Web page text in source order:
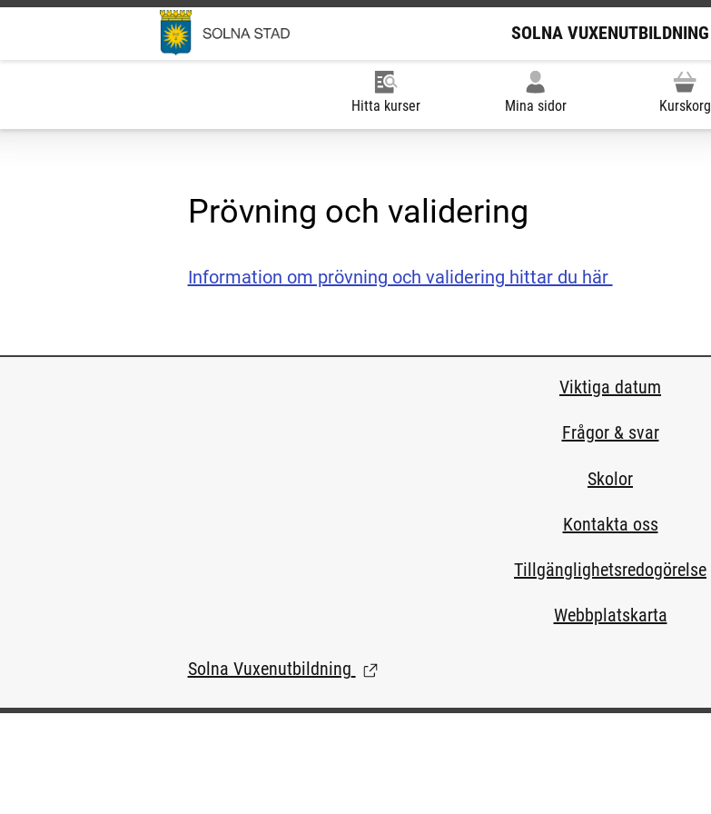
SOLNA VUXENUTBILDNING
Hitta kurser Mina sidor Kurskorg
Prövning och validering
Information om prövning och validering hittar du här
Viktiga datum
Frågor & svar
Skolor
Kontakta oss
Tillgänglighetsredogörelse
Webbplatskarta
Solna Vuxenutbildning (Länk till extern sida.)